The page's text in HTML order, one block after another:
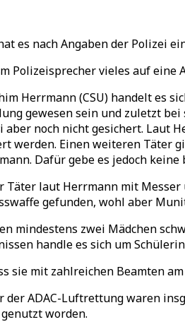
es nach Angaben der Polizei
Polizeisprecher vieles auf eine
Herrmann (CSU) handelt es
gewesen sein und zuletzt
aber noch nicht gesichert.
werden. Einen weiteren Täter
Dafür gebe es jedoch
Täter laut Herrmann mit
gefunden, wohl aber
mindestens zwei Mädchen
handle es sich um
sie mit zahlreichen Beamten
der ADAC-Luftrettung waren
worden.